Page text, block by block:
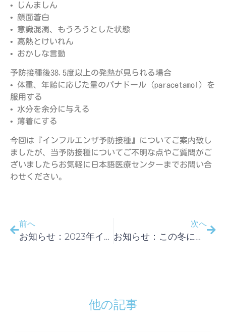
• じんましん
• 顔面蒼白
• 意識混濁、もうろうとした状態
• 高熱とけいれん
• おかしな言動
予防接種後38.5度以上の発熱が見られる場合
• 体重、年齢に応じた量のパナドール（paracetamol）を
服用する
• 水分を余分に与える
• 薄着にする
今回は『インフルエンザ予防接種』についてご案内致し
ましたが、当予防接種についてご不明な点やご質問がご
ざいましたらお気軽に日本語医療センターまでお問い合
わせください。
前へ
お知らせ：2023年イースターホリデー期間中の休診のお知らせ
次へ
お知らせ：この冬に向けて流行前に早めに接種しましょう！
他の記事